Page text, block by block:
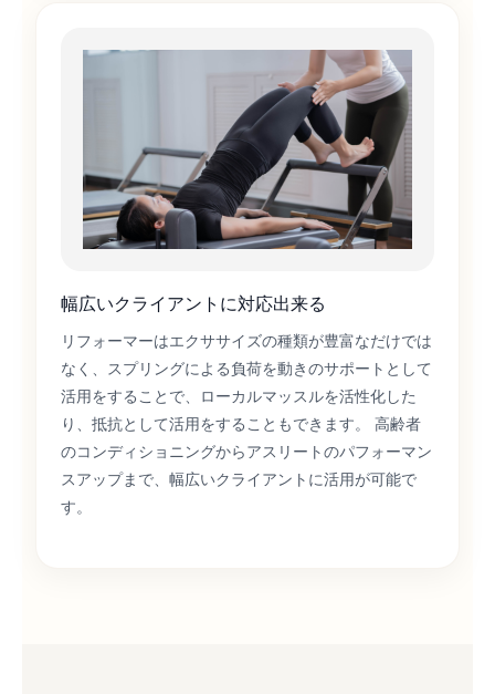
幅広いクライアントに対応出来る
リフォーマーはエクササイズの種類が豊富なだけでは
なく、スプリングによる負荷を動きのサポートとして
活用をすることで、ローカルマッスルを活性化した
り、抵抗として活用をすることもできます。 高齢者
のコンディショニングからアスリートのパフォーマン
スアップまで、幅広いクライアントに活用が可能で
す。